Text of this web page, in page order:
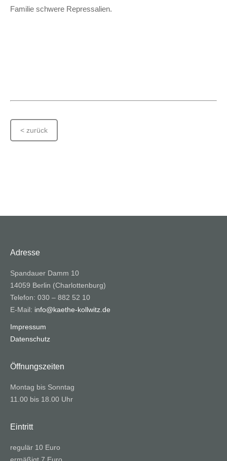
Familie schwere Repressalien.
< zurück
Adresse
Spandauer Damm 10
14059 Berlin (Charlottenburg)
Telefon: 030 – 882 52 10
E-Mail: info@kaethe-kollwitz.de
Impressum
Datenschutz
Öffnungszeiten
Montag bis Sonntag
11.00 bis 18.00 Uhr
Eintritt
regulär 10 Euro